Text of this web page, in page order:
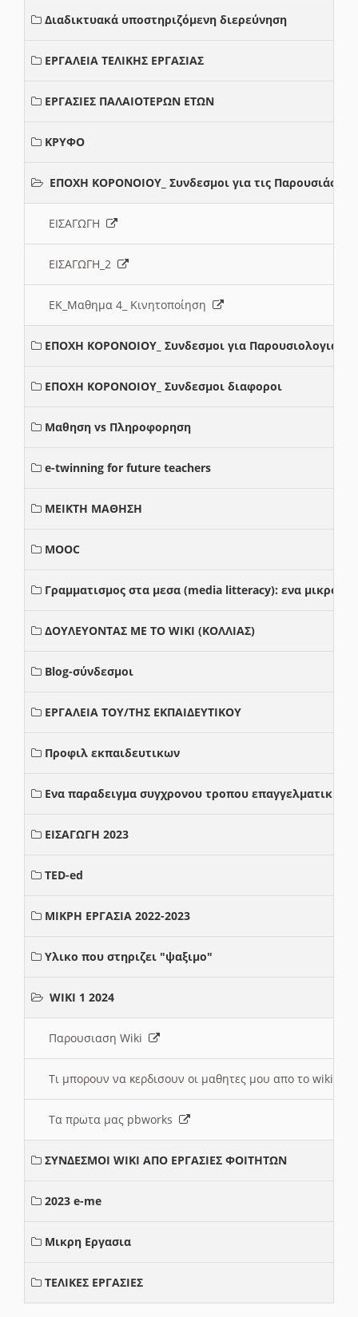
Διαδικτυακά υποστηριζόμενη διερεύνηση
ΕΡΓΑΛΕΙΑ ΤΕΛΙΚΗΣ ΕΡΓΑΣΙΑΣ
ΕΡΓΑΣΙΕΣ ΠΑΛΑΙΟΤΕΡΩΝ ΕΤΩΝ
ΚΡΥΦΟ
ΕΠΟΧΗ ΚΟΡΟΝΟΙΟΥ_ Συνδεσμοι για τις Παρουσιάσεις
ΕΙΣΑΓΩΓΗ
ΕΙΣΑΓΩΓΗ_2
ΕΚ_Μαθημα 4_ Κινητοποίηση
ΕΠΟΧΗ ΚΟΡΟΝΟΙΟΥ_ Συνδεσμοι για Παρουσιολογια
ΕΠΟΧΗ ΚΟΡΟΝΟΙΟΥ_ Συνδεσμοι διαφοροι
Μαθηση vs Πληροφορηση
e-twinning for future teachers
ΜΕΙΚΤΗ ΜΑΘΗΣΗ
MOOC
Γραμματισμος στα μεσα (media litteracy): ενα μικρο
ΔΟΥΛΕΥΟΝΤΑΣ ΜΕ ΤΟ WIKI (ΚΟΛΛΙΑΣ)
Blog-σύνδεσμοι
ΕΡΓΑΛΕΙΑ ΤΟΥ/ΤΗΣ ΕΚΠΑΙΔΕΥΤΙΚΟΥ
Προφιλ εκπαιδευτικων
Ενα παραδειγμα συγχρονου τροπου επαγγελματικης
ΕΙΣΑΓΩΓΗ 2023
TED-ed
ΜΙΚΡΗ ΕΡΓΑΣΙΑ 2022-2023
Υλικο που στηριζει "ψαξιμο"
WIKI 1 2024
Παρουσιαση Wiki
Τι μπορουν να κερδισουν οι μαθητες μου απο το wiki
Τα πρωτα μας pbworks
ΣΥΝΔΕΣΜΟΙ WIKI ΑΠΟ ΕΡΓΑΣΙΕΣ ΦΟΙΤΗΤΩΝ
2023 e-me
Μικρη Εργασια
ΤΕΛΙΚΕΣ ΕΡΓΑΣΙΕΣ